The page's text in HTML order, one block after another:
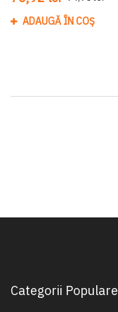
ADAUGĂ ÎN COȘ
Categorii Populare